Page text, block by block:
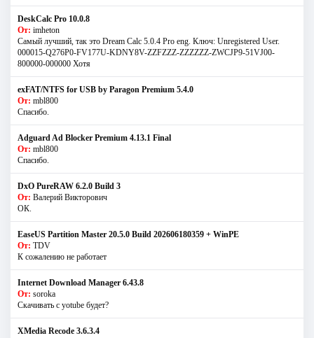
DeskCalc Pro 10.0.8
От: imheton
Самый лучший, так это Dream Calc 5.0.4 Pro eng. Ключ: Unregistered User.
000015-Q276P0-FV177U-KDNY8V-ZZFZZZ-ZZZZZZ-ZWCJP9-51VJ00-
800000-000000 Хотя
exFAT/NTFS for USB by Paragon Premium 5.4.0
От: mbl800
Спасибо.
Adguard Ad Blocker Premium 4.13.1 Final
От: mbl800
Спасибо.
DxO PureRAW 6.2.0 Build 3
От: Валерий Викторович
ОК.
EaseUS Partition Master 20.5.0 Build 202606180359 + WinPE
От: TDV
К сожалению не работает
Internet Download Manager 6.43.8
От: soroka
Скачивать с yotube будет?
XMedia Recode 3.6.3.4